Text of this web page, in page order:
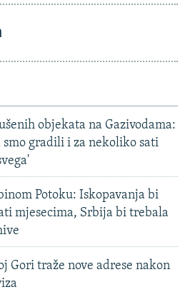
objekata na Gazivodama:
smo gradili i za nekoliko sati
Potoku: Iskopavanja bi
mjesecima, Srbija bi trebala
Gori traže nove adrese nakon